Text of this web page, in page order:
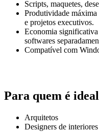
Scripts, maquetes,
Produtividade máxima
e projetos executivos.
Economia
softwares
Compatível com
Para quem é ideal
Arquitetos
Designers de interiores